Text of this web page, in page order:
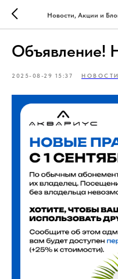
Новости, Акции и
Объявление!
2025-08-29 15:37 НОВОСТИ